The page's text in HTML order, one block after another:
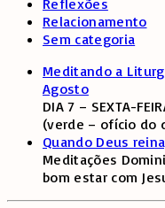
Reflexões
Relacionamento
Sem categoria
Meditando a
Agosto
DIA 7 – SEXTA-
(verde – ofício do
Quando Deus
Meditações
bom estar com